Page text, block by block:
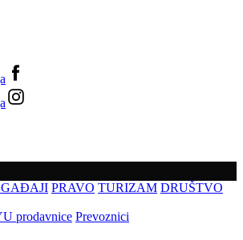
PRAVO TURIZAM DRUŠTVO
prodavnice Prevoznici